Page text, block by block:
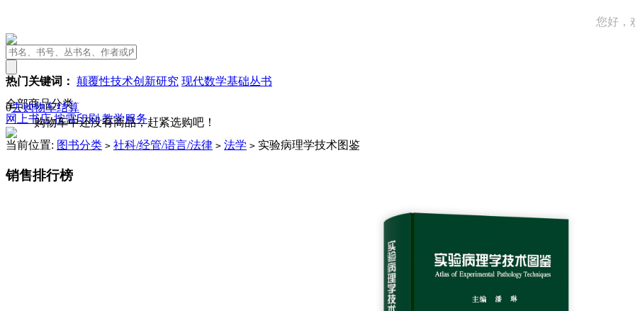
您好，
热门关键词： 颠覆性技术创新研究 现代数学基础丛书
0去购物车结算
购物车中还没有商品，赶紧选购吧！
全部商品分类
网上书店按需印刷 教学服务
当前位置: 图书分类 > 社科/经管/语言/法律 > 法学 > 实验病理学技术图鉴
销售排行榜